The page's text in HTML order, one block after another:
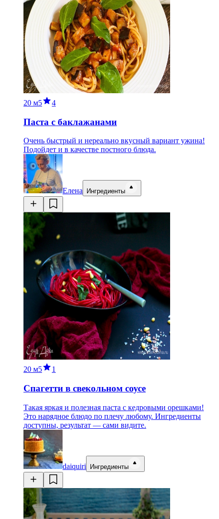
20 м5 4
Паста с баклажанами
Очень быстрый и нереально вкусный вариант ужина!
Подойдет и в качестве постного блюда.
Елена Ингредиенты
20 м5 1
Спагетти в свекольном соусе
Такая яркая и полезная паста с кедровыми орешками!
Это нарядное блюдо по плечу любому. Ингредиенты
доступны, результат — сами видите.
daiquiri Ингредиенты